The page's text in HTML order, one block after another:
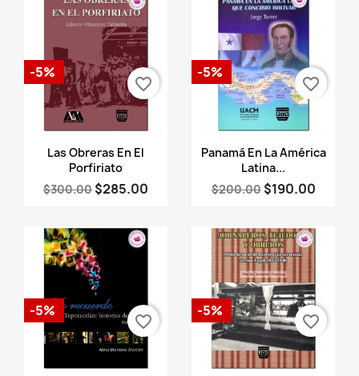
Vista rápida
Las Obreras En El
Porfiriato
$300.00 $285.00
-5%
favorite_border
Vista rápida
Panamá En La América
Latina...
$200.00 $190.00
-5%
favorite_border
-5%
favorite_border
-5%
favorite_border